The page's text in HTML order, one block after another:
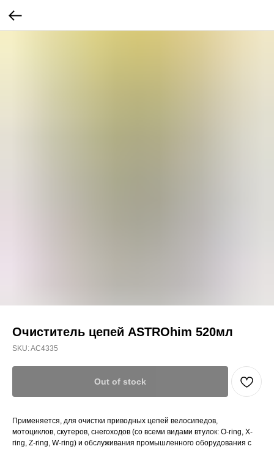
Очиститель цепей ASTROhim 520мл
SKU:AC4335
Out of stock
Применяется, для очистки приводных цепей велосипедов,
мотоциклов, скутеров, снегоходов (со всеми видами втулок: O-ring, X-
ring, Z-ring, W-ring) и обслуживания промышленного оборудования с